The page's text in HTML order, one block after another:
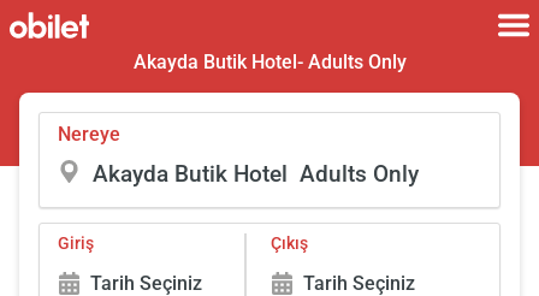
Akayda Butik Hotel- Adults Only
Nereye
Giriş
Tarih Seçiniz
Çıkış
Tarih Seçiniz